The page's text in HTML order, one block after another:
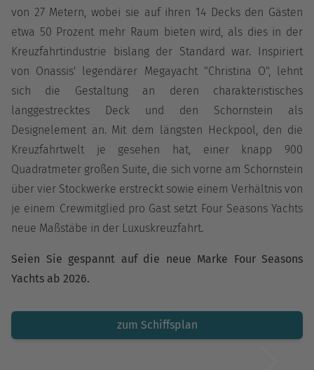
von 27 Metern, wobei sie auf ihren 14 Decks den Gästen
etwa 50 Prozent mehr Raum bieten wird, als dies in der
Kreuzfahrtindustrie bislang der Standard war. Inspiriert
von Onassis' legendärer Megayacht "Christina O", lehnt
sich die Gestaltung an deren charakteristisches
langgestrecktes Deck und den Schornstein als
Designelement an. Mit dem längsten Heckpool, den die
Kreuzfahrtwelt je gesehen hat, einer knapp 900
Quadratmeter großen Suite, die sich vorne am Schornstein
über vier Stockwerke erstreckt sowie einem Verhältnis von
je einem Crewmitglied pro Gast setzt Four Seasons Yachts
neue Maßstäbe in der Luxuskreuzfahrt.
Seien Sie gespannt auf die neue Marke Four Seasons
Yachts ab 2026.
zum Schiffsplan